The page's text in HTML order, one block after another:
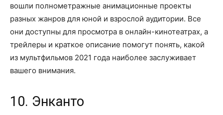
вошли полнометражные анимационные проекты
разных жанров для юной и взрослой аудитории. Все
они доступны для просмотра в онлайн-кинотеатрах, а
трейлеры и краткое описание помогут понять, какой
из мультфильмов 2021 года наиболее заслуживает
вашего внимания.
10. Энканто